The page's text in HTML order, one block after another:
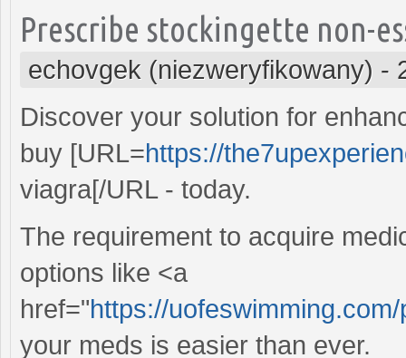
Prescribe stockingette non-
echovgek (niezweryfikowany) -
Discover your solution for
buy [URL=https://
viagra[/URL - today.
The requirement to acquire
options like <a
href="https://
your meds is easier than ever.